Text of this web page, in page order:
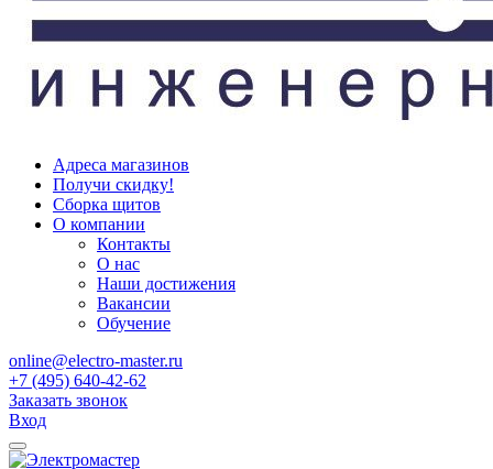
Адреса магазинов
Получи скидку!
Сборка щитов
О компании
Контакты
О нас
Наши достижения
Вакансии
Обучение
online@electro-master.ru
+7 (495) 640-42-62
Заказать звонок
Вход